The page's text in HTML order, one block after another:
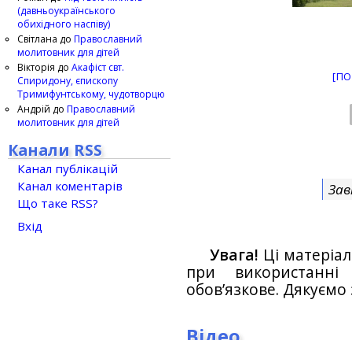
Увага! Ці
при
обов’язкове.
(давньоукраїнського
обихідного наспіву)
Світлана до Православний
молитовник для дітей
Вікторія до Акафіст свт.
Спиридону, єпископу
Тримифунтському, чудотворцю
Андрій до Православний
молитовник для дітей
Канали RSS
Канал публікацій
Канал коментарів
Що таке RSS?
Вхід